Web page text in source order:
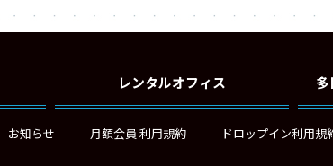
レンタルオフィス
お知らせ 月額会員 利用規約 ドロップイン利用規